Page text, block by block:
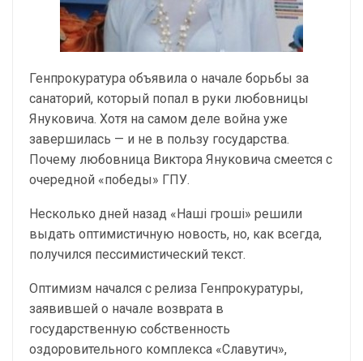
Генпрокуратура объявила о начале борьбы за
санаторий, который попал в руки любовницы
Януковича. Хотя на самом деле война уже
завершилась — и не в пользу государства.
Почему любовница Виктора Януковича смеется с
очередной «победы» ГПУ.
Несколько дней назад «Наші гроші» решили
выдать оптимистичную новость, но, как всегда,
получился пессимистический текст.
Оптимизм начался с релиза Генпрокуратуры,
заявившей о начале возврата в
государственную собственность
оздоровительного комплекса «Славутич»,